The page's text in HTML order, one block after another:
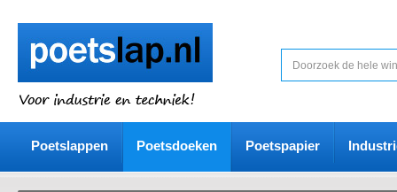
Poetslappen Poetsdoeken Poetspapier